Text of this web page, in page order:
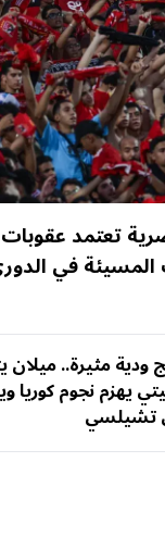
تعتمد
ودية مثيرة.. ميلان
يهزم نجوم كوريا
تشيلسي